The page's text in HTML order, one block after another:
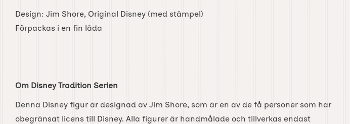
Design: Jim Shore, Original Disney (med stämpel)
Förpackas i en fin låda
Om Disney Tradition Serien
Denna Disney figur är designad av Jim Shore, som är en av de få personer som har
obegränsat licens till Disney. Alla figurer är handmålade och tillverkas endast